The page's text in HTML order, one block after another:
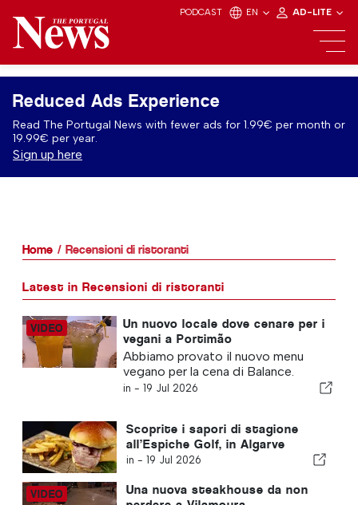
PODCAST EN AD-LITE
Reduced Ads Experience
Read The Portugal News with fewer ads for 1.99€ per month or
19.99€ per year.
Sign up here
Home Recensioni di ristoranti
Latest in Recensioni di ristoranti
Un nuovo locale dove cenare per i
vegani a Portimão
Abbiamo provato il nuovo menu
vegano per la cena di Balance.
in - 19 Jul 2026
Scoprite i sapori di stagione
all’Espiche Golf, in Algarve
in - 19 Jul 2026
Una nuova steakhouse da non